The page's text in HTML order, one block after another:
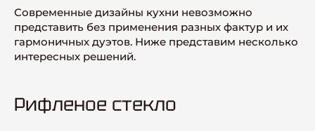
Современные дизайны кухни невозможно
представить без применения разных фактур и их
гармоничных дуэтов. Ниже представим несколько
интересных решений.
Рифленое стекло